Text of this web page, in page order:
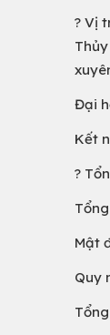
? Vị
Đại
Kết
?
Mật
Quy